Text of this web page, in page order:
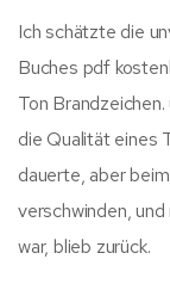
Ich schätzte die
Buches pdf
Ton
die Qualität eines
dauerte, aber
verschwinden,
war, blieb zurück.